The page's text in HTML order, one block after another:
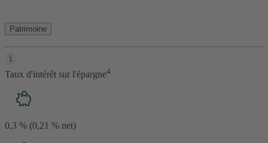
Patrimoine
Taux d'intérêt sur l'épargne4
0,3 % (0,21 % net)